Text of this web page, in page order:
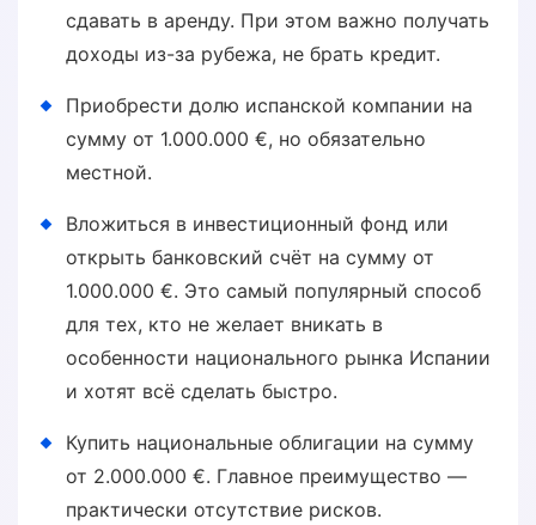
сдавать в аренду. При этом важно получать
доходы из-за рубежа, не брать кредит.
Приобрести долю испанской компании на
сумму от 1.000.000 €, но обязательно
местной.
Вложиться в инвестиционный фонд или
открыть банковский счёт на сумму от
1.000.000 €. Это самый популярный способ
для тех, кто не желает вникать в
особенности национального рынка Испании
и хотят всё сделать быстро.
Купить национальные облигации на сумму
от 2.000.000 €. Главное преимущество —
практически отсутствие рисков.